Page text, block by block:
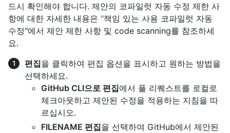
드시 확인해야 합니다. 제안의 코파일럿 자동 수정 제한 사
항에 대한 자세한 내용은 "책임 있는 사용 코파일럿 자동
수정"에서 제안 제한 사항 및 code scanning를 참조하세
요.
편집을 클릭하여 편집 옵션을 표시하고 원하는 방법을
선택하세요.
GitHub CLI으로 편집에서 풀 리퀘스트를 로컬로
체크아웃하고 제안된 수정을 적용하는 지침을 따
르십시오.
FILENAME 편집을 선택하여 GitHub에서 제안된